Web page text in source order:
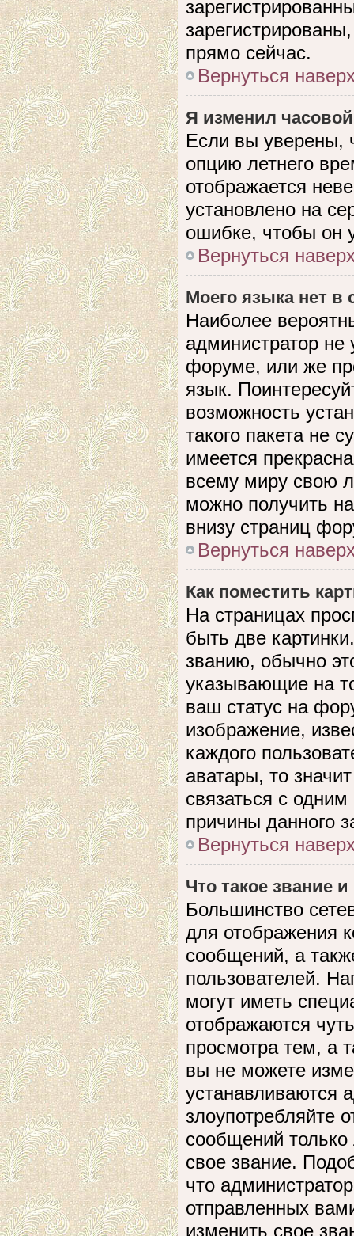
прямо сейчас.
Вернуться
Я изменил
Если вы уверены,
опцию летнего
отображается
установлено на
ошибке, чтобы он
Вернуться
Моего языка нет в
Наиболее
администратор не
форуме, или же
язык.
возможность
такого пакета не
имеется
всему миру свою
можно получить
внизу страниц
Вернуться
Как поместить
На страницах
быть две
званию, обычно
указывающие на
ваш статус на
изображение,
каждого
аватары, то
связаться с
причины данного
Вернуться
Что такое звание
Большинство
для отображения
сообщений, а
пользователей.
могут иметь
отображаются
просмотра тем, а
вы не можете
устанавливаются
злоупотребляйте
сообщений
свое звание.
что
отправленных
изменить свое